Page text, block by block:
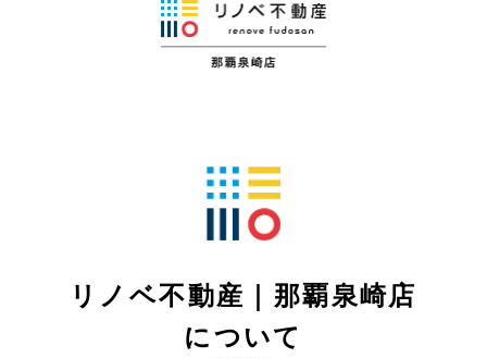
リノベ不動産｜那覇泉崎店
について